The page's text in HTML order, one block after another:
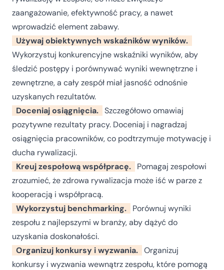
zaangażowanie, efektywność pracy, a nawet
wprowadzić element zabawy.
Używaj obiektywnych wskaźników wyników.
Wykorzystuj konkurencyjne wskaźniki wyników, aby
śledzić postępy i porównywać wyniki wewnętrzne i
zewnętrzne, a cały zespół miał jasność odnośnie
uzyskanych rezultatów.
Doceniaj osiągnięcia. Szczegółowo omawiaj
pozytywne rezultaty pracy. Doceniaj i nagradzaj
osiągnięcia pracowników, co podtrzymuje motywację i
ducha rywalizacji.
Kreuj zespołową współpracę.
Pomagaj zespołowi
zrozumieć, że zdrowa rywalizacja może iść w parze z
kooperacją i współpracą.
Wykorzystuj benchmarking.
Porównuj wyniki
zespołu z najlepszymi w branży, aby dążyć do
uzyskania doskonałości.
Organizuj konkursy i wyzwania. Organizuj
konkursy i wyzwania wewnątrz zespołu, które pomogą